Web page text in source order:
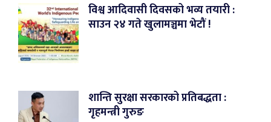
विश्व आदिवासी दिवसको भव्य तयारी :
साउन २४ गते खुलामञ्चमा भेटौं !
शान्ति सुरक्षा सरकारको प्रतिबद्धता :
गृहमन्त्री गुरुङ